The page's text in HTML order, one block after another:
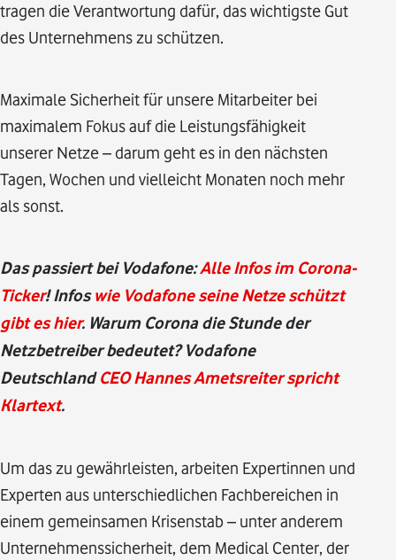
tragen die Verantwortung dafür, das wichtigste Gut
des Unternehmens zu schützen.
Maximale Sicherheit für unsere Mitarbeiter bei
maximalem Fokus auf die Leistungsfähigkeit
unserer Netze – darum geht es in den nächsten
Tagen, Wochen und vielleicht Monaten noch mehr
als sonst.
Das passiert bei Vodafone:Alle Infos im Corona-
Ticker! Infoswie Vodafone seine Netze schützt
gibt es hier. Warum Corona die Stunde der
Netzbetreiber bedeutet? Vodafone
DeutschlandCEO Hannes Ametsreiter spricht
Klartext.
Um das zu gewährleisten, arbeiten Expertinnen und
Experten aus unterschiedlichen Fachbereichen in
einem gemeinsamen Krisenstab – unter anderem
Unternehmenssicherheit, dem Medical Center, der